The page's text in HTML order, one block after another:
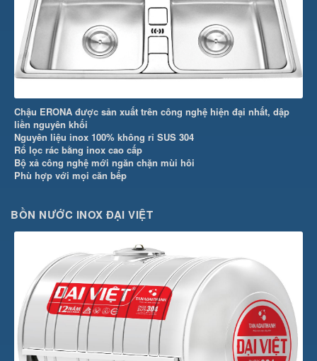
Chậu ERONA được sản xuất trên công nghệ hiện đại nhất, dập
liền nguyên khối
Nguyên liệu inox 100% không rỉ SUS 304
Rổ lọc rác bằng inox cao cấp
Bộ xả công nghệ mới ngăn chặn mùi hôi
Phù hợp với mọi căn bếp
BỒN NƯỚC INOX ĐẠI VIỆT